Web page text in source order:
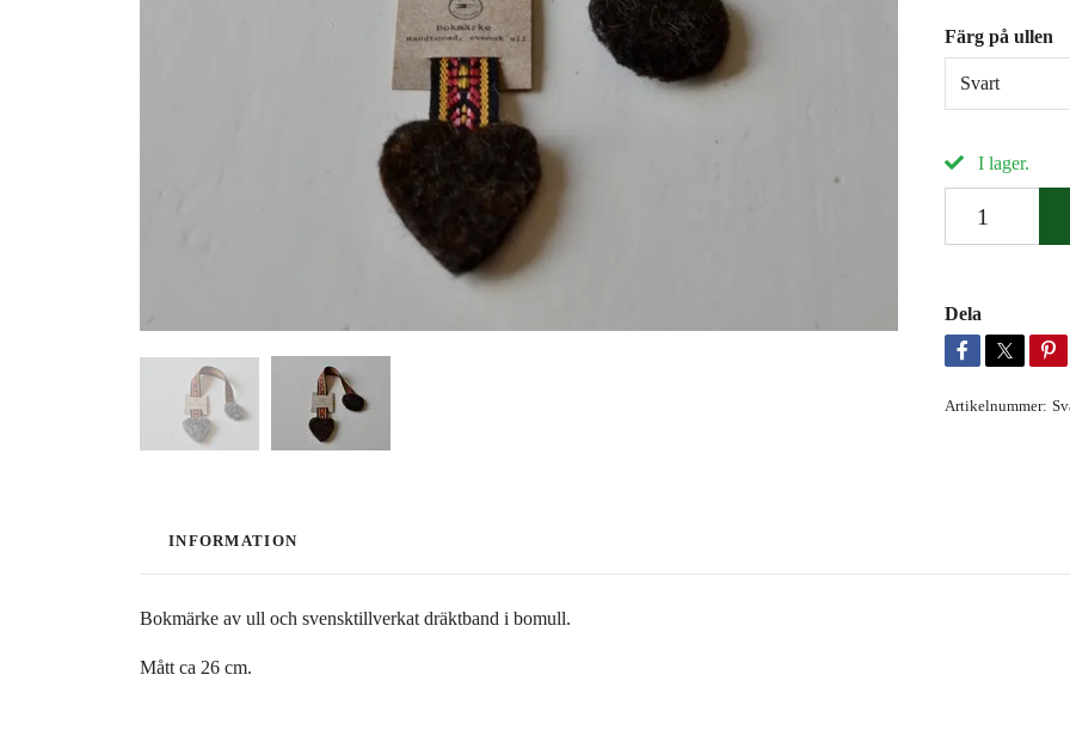
Färg på ullen
Svart
I lager.
Dela
Artikelnummer:
INFORMATION
Bokmärke av ull och svensktillverkat dräktband i bomull.
Mått ca 26 cm.